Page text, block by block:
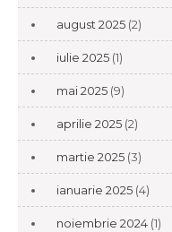
august 2025 (2)
iulie 2025 (1)
mai 2025 (9)
aprilie 2025 (2)
martie 2025 (3)
ianuarie 2025 (4)
noiembrie 2024 (1)